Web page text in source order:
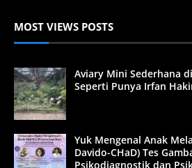
MOST VIEWS POSTS
Aviary Mini Sederhana
Seperti Punya Irfan
Yuk Mengenal Anak
Davido-CHaD) Tes
Psikodiagnostik dan